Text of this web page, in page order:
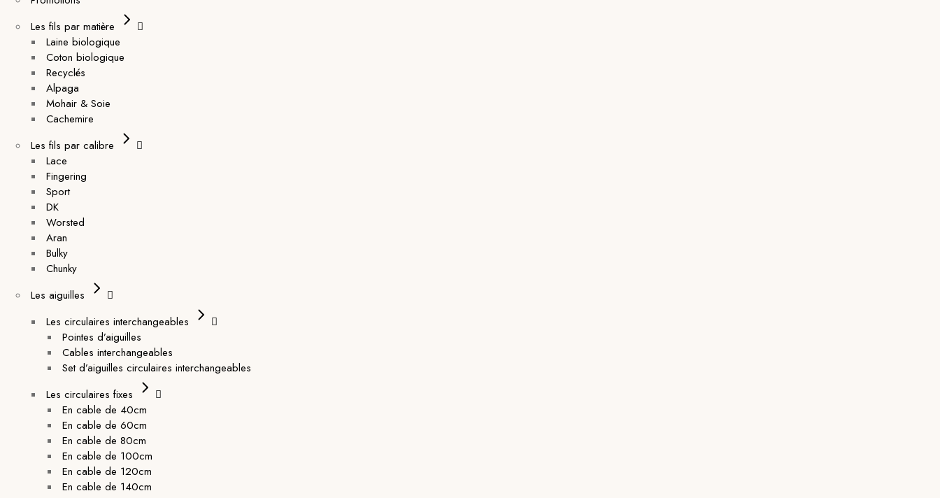
Les fils par matière
Laine biologique
Coton biologique
Recyclés
Alpaga
Mohair & Soie
Cachemire
Les fils par calibre
Lace
Fingering
Sport
DK
Worsted
Aran
Bulky
Chunky
Les aiguilles
Les circulaires interchangeables
Pointes d’aiguilles
Cables interchangeables
Set d’aiguilles circulaires interchangeables
Les circulaires fixes
En cable de 40cm
En cable de 60cm
En cable de 80cm
En cable de 100cm
En cable de 120cm
En cable de 140cm